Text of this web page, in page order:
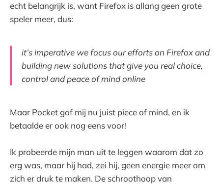
echt belangrijk is, want Firefox is allang geen grote
speler meer, dus:
it’s imperative we focus our efforts on Firefox and
building new solutions that give you real choice,
control and peace of mind online
Maar Pocket gaf mij nu juist piece of mind, en ik
betaalde er ook nog eens voor!
Ik probeerde mijn man uit te leggen waarom dat zo
erg was, maar hij had, zei hij, geen energie meer om
zich er druk te maken. De schroothoop van